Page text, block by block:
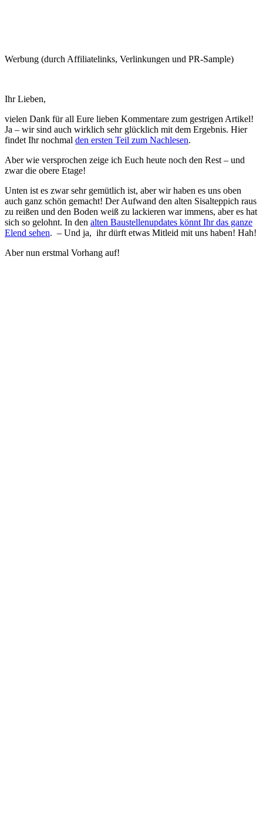
Werbung (durch Affiliatelinks, Verlinkungen und PR-Sample)
Ihr Lieben,
vielen Dank für all Eure lieben Kommentare zum gestrigen Artikel!
Ja – wir sind auch wirklich sehr glücklich mit dem Ergebnis. Hier
findet Ihr nochmal den ersten Teil zum Nachlesen.
Aber wie versprochen zeige ich Euch heute noch den Rest – und
zwar die obere Etage!
Unten ist es zwar sehr gemütlich ist, aber wir haben es uns oben
auch ganz schön gemacht! Der Aufwand den alten Sisalteppich raus
zu reißen und den Boden weiß zu lackieren war immens, aber es hat
sich so gelohnt. In den alten Baustellenupdates könnt Ihr das ganze
Elend sehen. – Und ja, ihr dürft etwas Mitleid mit uns haben! Hah!
Aber nun erstmal Vorhang auf!